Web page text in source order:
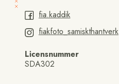
fia.kaddik
fiakfoto_samiskthantverk
Licensnummer
SDA302